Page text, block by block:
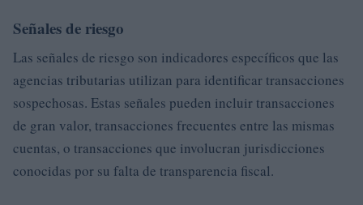
Señales de riesgo
Las señales de riesgo son indicadores específicos que las
agencias tributarias utilizan para identificar transacciones
sospechosas. Estas señales pueden incluir transacciones
de gran valor, transacciones frecuentes entre las mismas
cuentas, o transacciones que involucran jurisdicciones
conocidas por su falta de transparencia fiscal.